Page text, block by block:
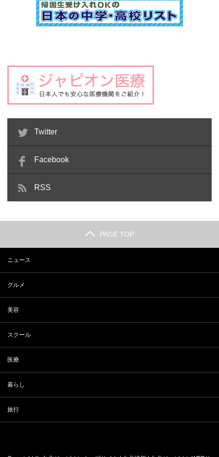
Twitter
Facebook
RSS
PAGE TOP
ニュース
グルメ
美容
スクール
医療
暮らし
旅行